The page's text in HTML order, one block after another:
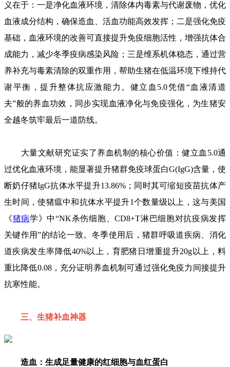
义在于：一是净化血液环境，清除体内毒素与代谢废物，优化
血液成分结构，确保造血、活血功能高效发挥；二是强化免疫
基础，血液环境的改善可直接提升免疫细胞活性，增强抗体合
成能力，减少冬季疫病感染风险；三是维系机体稳态，通过营
养补充与毒素清除的双重作用，帮助生猪在低温环境下维持代
谢平衡，提升整体抗应激能力。健立血5.0凭借“血液清道
夫”般的养血功效，同步实现血液净化与免疫强化，为生猪安
全越冬筑牢最后一道防线。
大量文献研究证实了养血机制的核心价值：健立血5.0通
过优化血液环境，能显著提升猪群免疫球蛋白G(IgG)含量，使
断奶仔猪IgG抗体水平提升13.86%；同时其可缩短疫苗抗体产
生时间，使猪瘟中和抗体水平提升1个数量级以上，这与美国
《猪病学》中“NK杀伤细胞、CD8+T淋巴细胞对抗疫病发挥
关键作用”的结论一致。冬季使用后，猪群呼吸道疾病、消化
道疾病发生率降低40%以上，育肥猪日增重提升20g以上，料
重比降低0.08，充分证明养血机制可通过强化免疫力间接提升
抗寒性能。
三、生猪补血神器
造血：生成足量健康的红细胞与血红蛋白